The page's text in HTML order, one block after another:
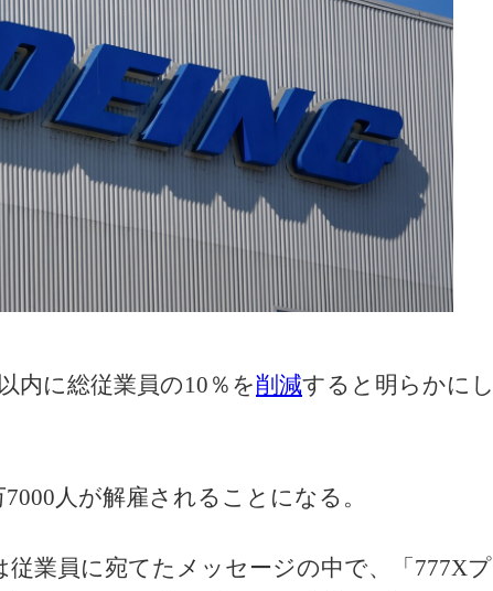
内に総従業員の10％を削減すると明らかにし
人が解雇されることになる。
従業員に宛てたメッセージの中で、「777Xプ